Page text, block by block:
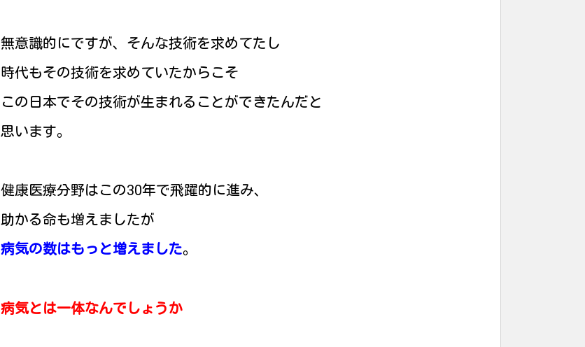
無意識的にですが、そんな技術を求めてたし
時代もその技術を求めていたからこそ
この日本でその技術が生まれることができたんだと
思います。
健康医療分野はこの30年で飛躍的に進み、
助かる命も増えましたが
病気の数はもっと増えました。
病気とは一体なんでしょうか